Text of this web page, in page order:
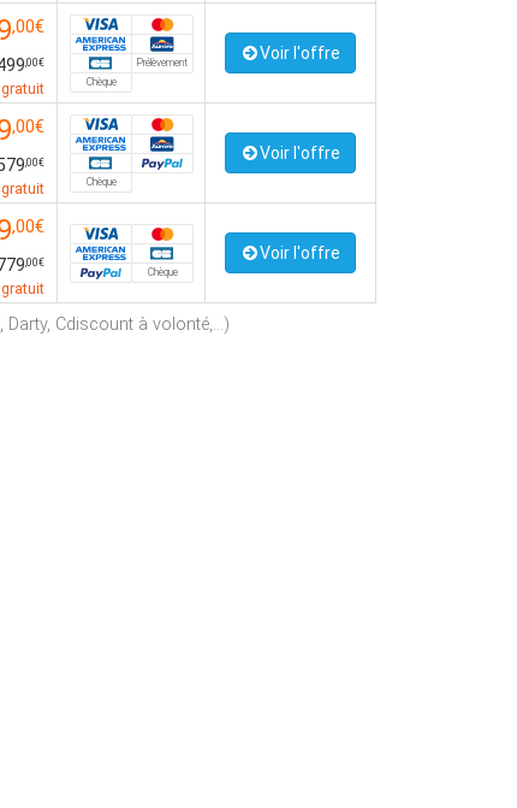
,00€
,00€
Prélèvement
Chèque
Voir l'offre
,00€
,00€
Chèque
Voir l'offre
,00€
,00€
Chèque
Voir l'offre
Cdiscount à volonté,...)